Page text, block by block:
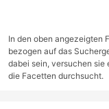
In den oben angezeigten
bezogen auf das
dabei sein, versuchen sie
die Facetten durchsucht.